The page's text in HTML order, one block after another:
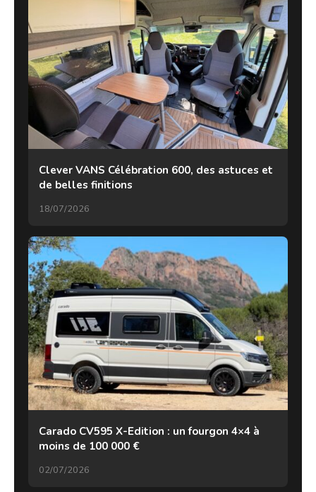
Clever VANS Célébration 600, des astuces et
de belles finitions
18/07/2026
Carado CV595 X-Edition : un fourgon 4×4 à
moins de 100 000 €
02/07/2026